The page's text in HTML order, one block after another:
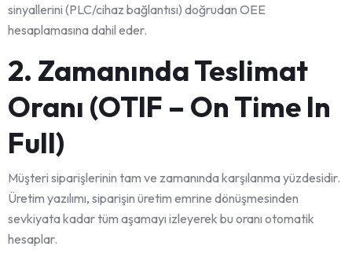
sinyallerini (PLC/cihaz bağlantısı) doğrudan OEE
hesaplamasına dahil eder.
2. Zamanında Teslimat
Oranı (OTIF – On Time In
Full)
Müşteri siparişlerinin tam ve zamanında karşılanma yüzdesidir.
Üretim yazılımı, siparişin üretim emrine dönüşmesinden
sevkiyata kadar tüm aşamayı izleyerek bu oranı otomatik
hesaplar.